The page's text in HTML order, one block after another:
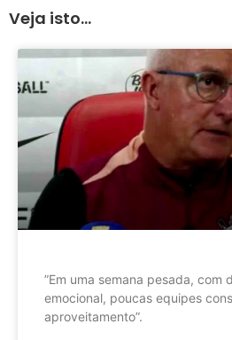
Veja isto...
”Em uma semana pesada, com
emocional, poucas equipes
aproveitamento”.